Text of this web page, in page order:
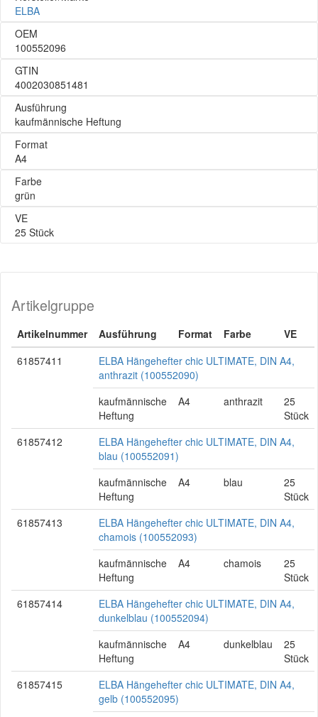
ELBA
OEM
100552096
GTIN
4002030851481
Ausführung
kaufmännische Heftung
Format
A4
Farbe
grün
VE
25 Stück
Artikelgruppe
Artikelnummer Ausführung Format Farbe
VE
61857411
ELBA Hängehefter chic ULTIMATE, DIN A4,
anthrazit (100552090)
kaufmännische
Heftung
A4 anthrazit
25
Stück
61857412
ELBA Hängehefter chic ULTIMATE, DIN A4,
blau (100552091)
kaufmännische
Heftung
A4 blau
25
Stück
61857413
ELBA Hängehefter chic ULTIMATE, DIN A4,
chamois (100552093)
kaufmännische
Heftung
A4 chamois
25
Stück
61857414
ELBA Hängehefter chic ULTIMATE, DIN A4,
dunkelblau (100552094)
kaufmännische
Heftung
A4 dunkelblau
25
Stück
61857415
ELBA Hängehefter chic ULTIMATE, DIN A4,
gelb (100552095)